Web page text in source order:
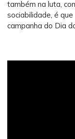
também na luta,
sociabilidade, é que
campanha do Dia